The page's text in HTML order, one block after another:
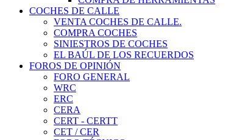
COCHES DE CALLE
VENTA COCHES DE CALLE.
COMPRA COCHES
SINIESTROS DE COCHES
EL BAÚL DE LOS RECUERDOS
FOROS DE OPINIÓN
FORO GENERAL
WRC
ERC
CERA
CERT - CERTT
CET / CER